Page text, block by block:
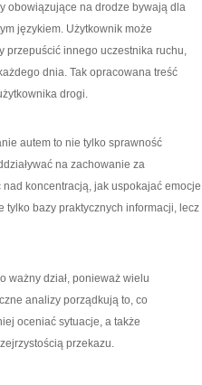
obowiązujące na drodze bywają dla
językiem. Użytkownik może
przepuścić innego uczestnika ruchu,
dnia. Tak opracowana treść
drogi.
autem to nie tylko sprawność
na zachowanie za
koncentracją, jak uspokajać emocje
bazy praktycznych informacji, lecz
ważny dział, ponieważ wielu
analizy porządkują to, co
oceniać sytuacje, a także
przekazu.